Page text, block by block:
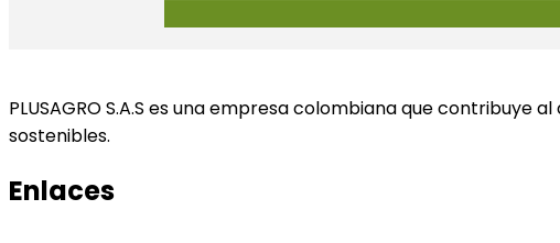
PLUSAGRO S.A.S es una empresa colombiana que
sostenibles.
Enlaces